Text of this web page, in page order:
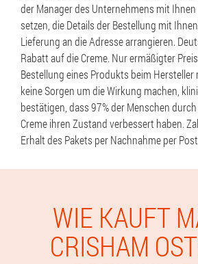
der Manager des Unternehmens mit
setzen, die Details der Bestellung mit
Lieferung an die Adresse arrangieren.
Rabatt auf die Creme. Nur ermäßigter
Bestellung eines Produkts beim Hersteller
keine Sorgen um die Wirkung machen,
bestätigen, dass 97% der Menschen
Creme ihren Zustand verbessert haben.
Erhalt des Pakets per Nachnahme per
WIE KAUFT
CRISHAM